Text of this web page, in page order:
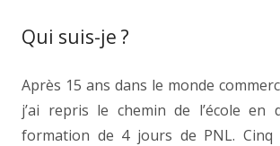
Qui suis-je ?
Après 15 ans dans le monde
j’ai repris le chemin de l’école en
formation de 4 jours de PNL. Cinq